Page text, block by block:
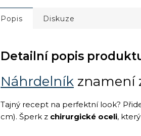
Popis Diskuze
Detailní popis
Náhrdelník znamení
Tajný recept na perfektní look?
cm). Šperk z chirurgické oceli,